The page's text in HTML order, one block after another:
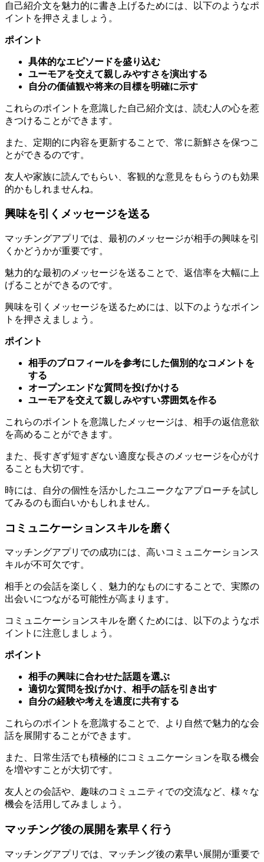
ポイント
具体的なエピソードを盛り込む
自分の価値観や将来の目標を明確に示す
これらのポイントを意識した自己紹介文は、読む人の心を惹
また、定期的に内容を更新することで、常に新鮮さを保つこ
友人や家族に読んでもらい、客観的な意見をもらうのも効果
興味を引くメッセージを送る
マッチングアプリでは、最初のメッセージが相手の興味を引
魅力的な最初のメッセージを送ることで、返信率を大幅に上
興味を引くメッセージを送るためには、以下のようなポイン
ポイント
相手のプロフィールを参考にした個別的なコメントを
オープンエンドな質問を投げかける
ユーモアを交えて親しみやすい雰囲気を作る
これらのポイントを意識したメッセージは、相手の返信意欲
また、長すぎず短すぎない適度な長さのメッセージを心がけ
時には、自分の個性を活かしたユニークなアプローチを試し
コミュニケーションスキルを磨く
マッチングアプリでの成功には、高いコミュニケーションス
相手との会話を楽しく、魅力的なものにすることで、実際の
コミュニケーションスキルを磨くためには、以下のようなポ
ポイント
相手の興味に合わせた話題を選ぶ
自分の経験や考えを適度に共有する
これらのポイントを意識することで、より自然で魅力的な会
また、日常生活でも積極的にコミュニケーションを取る機会
友人との会話や、趣味のコミュニティでの交流など、様々な
マッチング後の展開を素早く行う
マッチングアプリでは、マッチング後の素早い展開が重要で